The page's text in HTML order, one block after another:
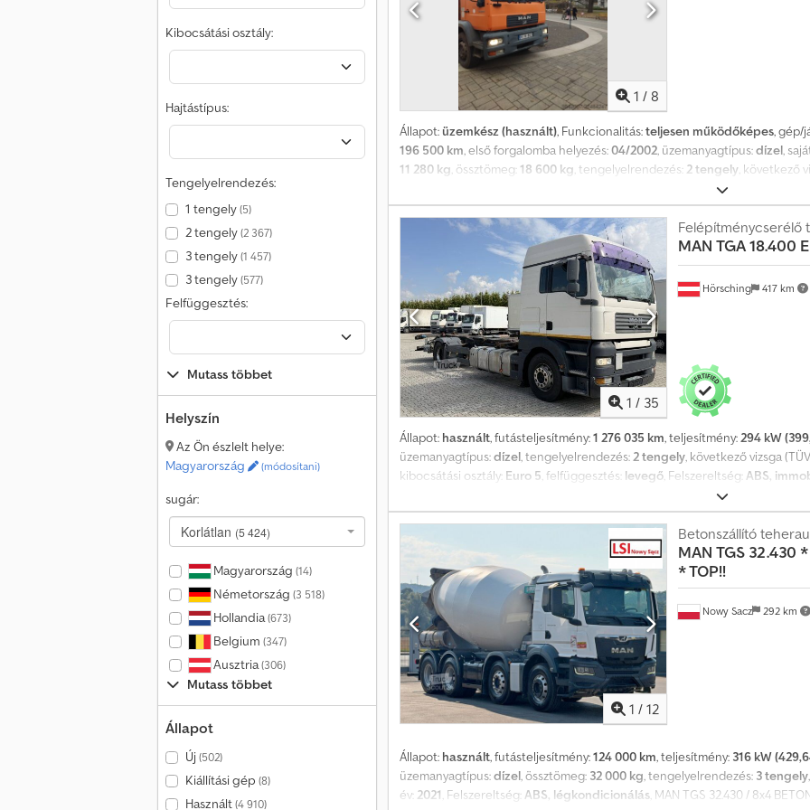
Kibocsátási osztály:
Hajtástípus:
Tengelyelrendezés:
1 tengely(5)
2 tengely(2 367)
3 tengely(1 457)
3 tengely(577)
Felfüggesztés:
Mutass többet
Helyszín
Az Ön észlelt helye:
Magyarország
(módosítani)
sugár:
Korlátlan (5 424)
Magyarország (14)
Németország (3 518)
Hollandia(673)
Belgium (347)
Ausztria(306)
Mutass többet
Állapot
Új(502)
Kiállítási gép (8)
Használt(4 910)
mm , Gyártási év: 2005, Felszereltség:ABS, EBS (Elektronikus
jármű, retarder, szervokormány, teherautó regisztráció, teljes
28.310 billenő teherautó, 14 500 kg teherbírással, teljes körűen
érvényes műszaki vizsgával. HR HIAB 144B - 2 DUO daru, 5,0 tonnás
1 / 8
Állapot:üzemkész (használt), Funkcionalitás:teljesen működőképes, gép/
196 500 km, első forgalomba helyezés:04/2002, üzemanyagtípus:dízel,
11 280 kg, össztömeg:18 600 kg, tengelyelrendezés: 2 tengely, következő
acél, Gyártási év:
M2000L típusú billenő platós teherautó, frissen szervizelve, munkára
1 / 35
Hörsching 417 km
Felépítménycserélő
MAN TGA 18.400
Állapot: használt, futásteljesítmény:1 276 035 km, teljesítmény:294 kW
üzemanyagtípus:dízel, tengelyelrendezés:2 tengely, következő vizsga
kibocsátási osztály: Euro 5, felfüggesztés: levegő, Felszereltség: ABS,
, MAN TGA 18.400 csereegységes felépítmény * Gyártási
km * Teljesítmény: 400 LE * Sebességváltó: automata * Meghajtásképlet:
teljes tömeg: 8915 kg * Alvókabín * Légrugós vezetőülés *
Napellenző * Önrögzítős billenőplatós felépítmény / csereegységes
Alumínium üzemanyagtartály Crsdozicu Hjpfx Aclsf
1 / 12
Nowy Sacz 292 km
Betonszállító
MAN TGS 32.430
* TOP!!
Állapot: használt, futásteljesítmény:124 000 km, teljesítmény: 316 kW
üzemanyagtípus:dízel, össztömeg: 32 000 kg, tengelyelrendezés: 3 tengely
év: 2021, Felszereltség: ABS, légkondicionálás, MAN TGS 32.430 / 8x4